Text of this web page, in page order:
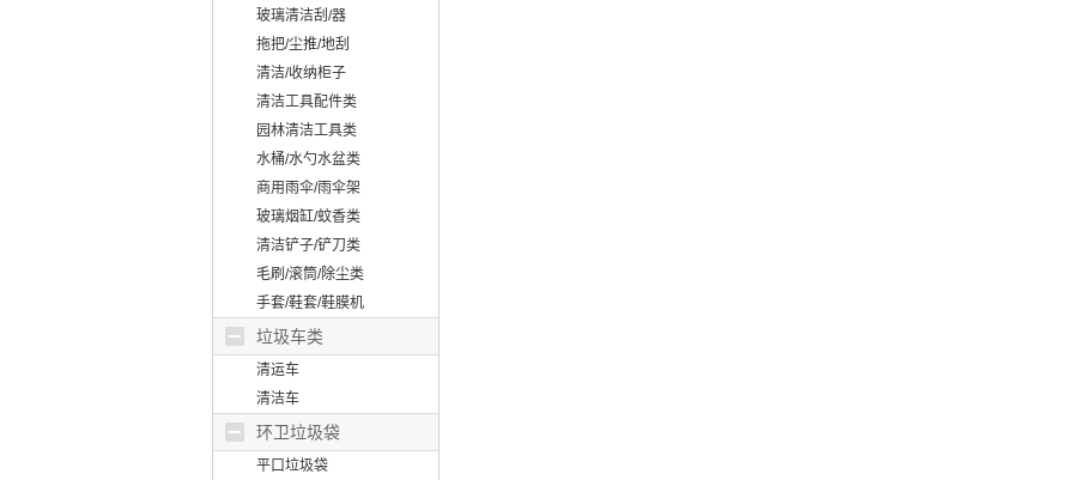
玻璃清洁刮/器
拖把/尘推/地刮
清洁/收纳柜子
清洁工具配件类
园林清洁工具类
水桶/水勺水盆类
商用雨伞/雨伞架
玻璃烟缸/蚊香类
清洁铲子/铲刀类
毛刷/滚筒/除尘类
手套/鞋套/鞋膜机
垃圾车类
清运车
清洁车
环卫垃圾袋
平口垃圾袋